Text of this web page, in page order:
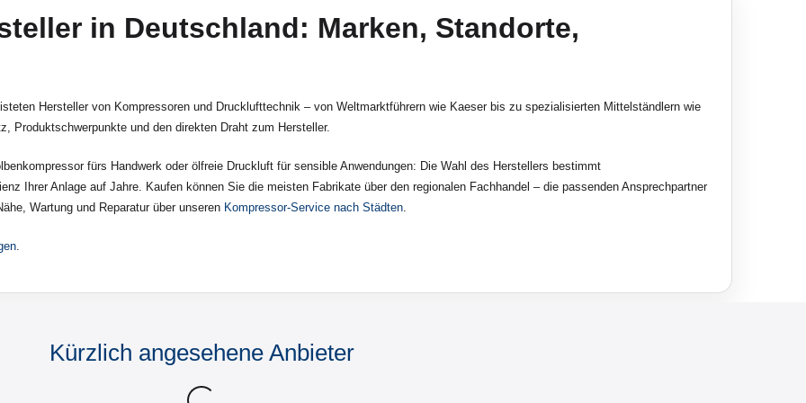
in Deutschland: Marken, Standorte,
Hersteller von Kompressoren und Drucklufttechnik – von Weltmarktführern wie Kaeser bis zu spezialisierten Mittelständlern wie
Produktschwerpunkte und den direkten Draht zum Hersteller.
fürs Handwerk oder ölfreie Druckluft für sensible Anwendungen: Die Wahl des Herstellers bestimmt
Ihrer Anlage auf Jahre. Kaufen können Sie die meisten Fabrikate über den regionalen Fachhandel – die passenden Ansprechpartner
Wartung und Reparatur über unseren Kompressor-Service nach Städten
Kürzlich angesehene Anbieter